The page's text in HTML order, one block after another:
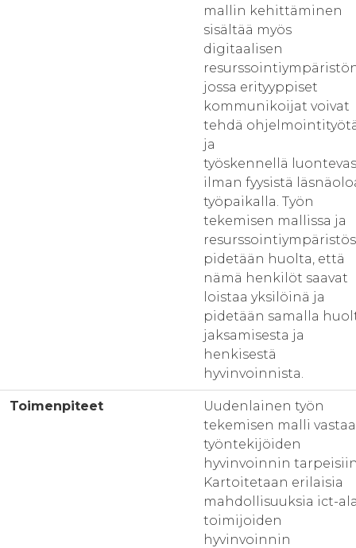
mallin kehittäminen
sisältää myös
digitaalisen
jossa erityyppiset
kommunikoijat voivat
tehdä
ja
työskennellä
ilman fyysistä
työpaikalla. Työn
tekemisen mallissa ja
pidetään huolta, että
nämä henkilöt saavat
loistaa yksilöinä ja
pidetään samalla
jaksamisesta ja
henkisestä
hyvinvoinnista.
Toimenpiteet
Uudenlainen työn
tekemisen malli vastaa
työntekijöiden
hyvinvoinnin
Kartoitetaan erilaisia
mahdollisuuksia ict-
toimijoiden
hyvinvoinnin